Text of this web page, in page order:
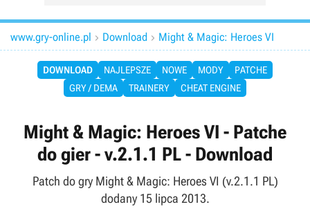
www.gry-online.pl  Download  Might & Magic: Heroes VI
DOWNLOAD NAJLEPSZE NOWE MODY
PATCHE
GRY / DEMA
TRAINERY CHEAT ENGINE
Might & Magic: Heroes VI - Patche
do gier - v.2.1.1 PL - Download
Patch do gry Might & Magic: Heroes VI (v.2.1.1 PL)
dodany 15 lipca 2013.